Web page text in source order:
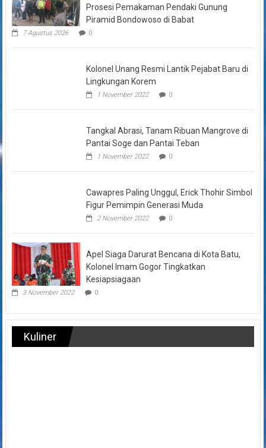
Prosesi Pemakaman Pendaki Gunung
Piramid Bondowoso di Babat
7 Agustus 2026 0
Kolonel Unang Resmi Lantik Pejabat Baru di
Lingkungan Korem
1 November 2022 0
Tangkal Abrasi, Tanam Ribuan Mangrove di
Pantai Soge dan Pantai Teban
1 November 2022 0
Cawapres Paling Unggul, Erick Thohir Simbol
Figur Pemimpin Generasi Muda
2 November 2022 0
Apel Siaga Darurat Bencana di Kota Batu,
Kolonel Imam Gogor Tingkatkan
Kesiapsiagaan
3 November 2022 0
Kuliner